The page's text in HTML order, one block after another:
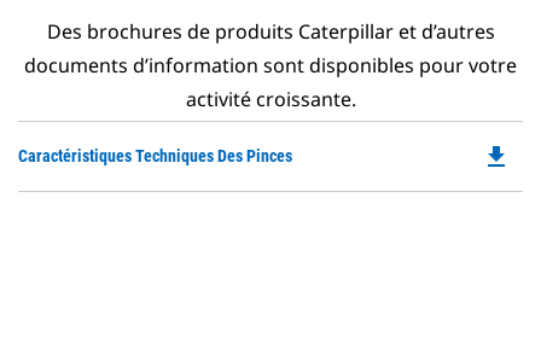
Des brochures de produits Caterpillar et d’autres
documents d’information sont disponibles pour votre
activité croissante.
Caractéristiques Techniques Des Pinces file_download